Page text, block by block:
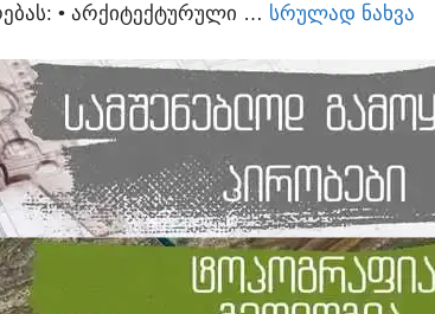
• ᲐᲠᲥᲘᲢᲔᲥᲢᲣᲠᲣᲚᲘ … ᲡᲠᲣᲚᲐᲓ ᲜᲐᲮᲕᲐ